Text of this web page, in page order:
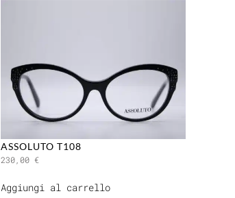
ASSOLUTO T108
230,00 €
Aggiungi al carrello